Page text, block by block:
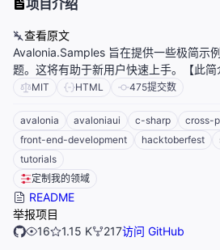
项目介绍
查看原文
Avalonia.Samples 旨在提供一些极简示
题。这将有助于新用户快速上手。【此简
MIT HTML 475提交数
avalonia avaloniaui c-sharp cross-
front-end-development
hacktoberfest
tutorials
定制我的领域
README
举报项目
16
1.15 K 217访问 GitHub